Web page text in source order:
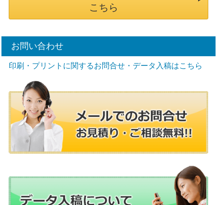
こちら
お問い合わせ
印刷・プリントに関するお問合せ・データ入稿はこちら